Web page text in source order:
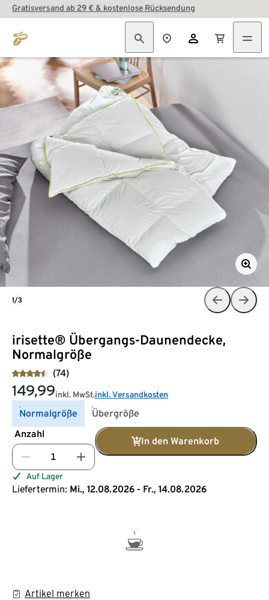
Gratisversand ab 29 € & kostenlose Rücksendung
irisette® Übergangs-Daunendecke,
Normalgröße
(74)
149,99inkl. MwSt.inkl. Versandkosten
Normalgröße
Übergröße
Anzahl
In den Warenkorb
Auf Lager
Liefertermin: Mi., 12.08.2026 - Fr., 14.08.2026
Artikel merken
1/3